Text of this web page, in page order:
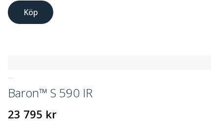
Köp
Baron™ S 590 IR
23 795 kr